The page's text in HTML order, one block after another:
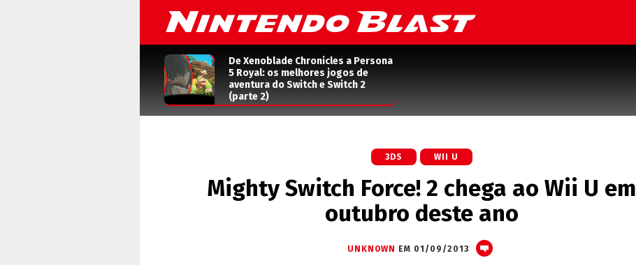
De Xenoblade Chronicles a Persona
5 Royal: os melhores jogos de
aventura do Switch e Switch 2
(parte 2)
3DS WII U
Mighty Switch Force! 2 chega ao Wii U em
outubro deste ano
UNKNOWN EM 01/09/2013